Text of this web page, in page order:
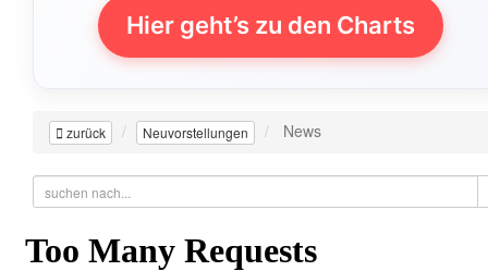
Hier geht’s zu den Charts
zurück Neuvorstellungen News